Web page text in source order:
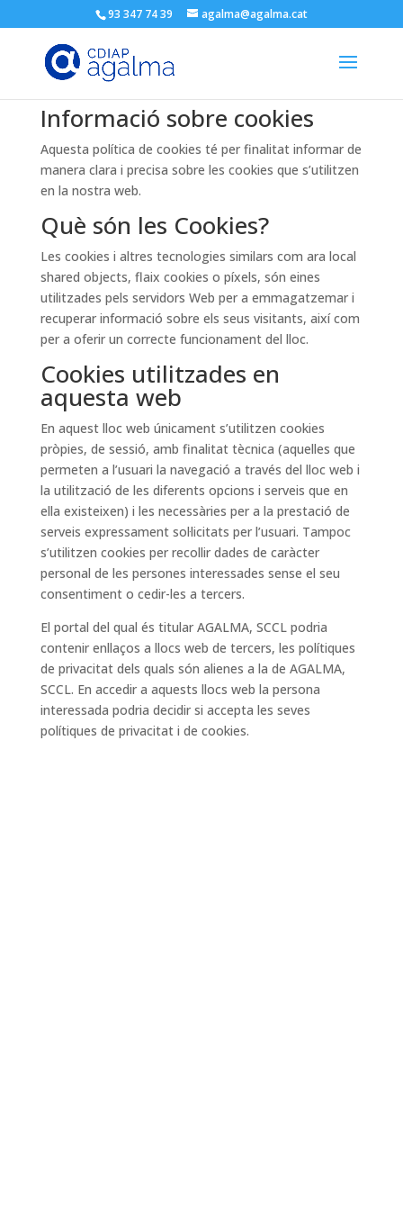
93 347 74 39 agalma@agalma.cat
Política de Cookies
Informació sobre cookies
Aquesta política de cookies té per finalitat informar de
manera clara i precisa sobre les cookies que s’utilitzen
en la nostra web.
Què són les Cookies?
Les cookies i altres tecnologies similars com ara local
shared objects, flaix cookies o píxels, són eines
utilitzades pels servidors Web per a emmagatzemar i
recuperar informació sobre els seus visitants, així com
per a oferir un correcte funcionament del lloc.
Cookies utilitzades en
aquesta web
En aquest lloc web únicament s’utilitzen cookies
pròpies, de sessió, amb finalitat tècnica (aquelles que
permeten a l’usuari la navegació a través del lloc web i
la utilització de les diferents opcions i serveis que en
ella existeixen) i les necessàries per a la prestació de
serveis expressament sol·licitats per l’usuari. Tampoc
s’utilitzen cookies per recollir dades de caràcter
personal de les persones interessades sense el seu
consentiment o cedir-les a tercers.
El portal del qual és titular AGALMA, SCCL podria
contenir enllaços a llocs web de tercers, les polítiques
de privacitat dels quals són alienes a la de AGALMA,
SCCL. En accedir a aquests llocs web la persona
interessada podria decidir si accepta les seves
polítiques de privacitat i de cookies.